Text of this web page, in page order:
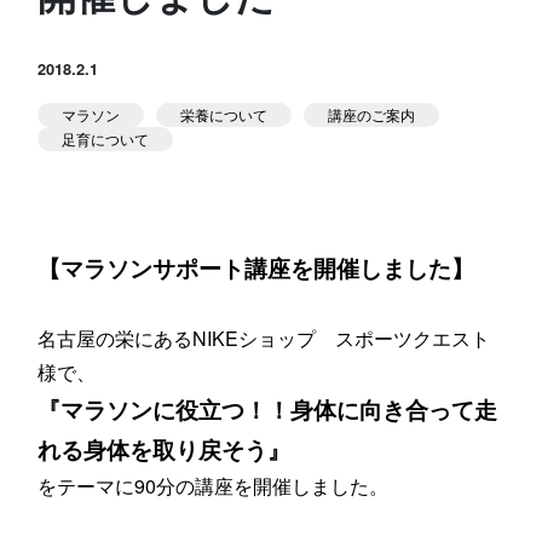
NEWS
アクセス 問い合せ よくある質問
体験予約する
2018.2.1
マラソン 栄養について
講座のご案内
足育について
【マラソンサポート講座を開催しました】
名古屋の栄にあるNIKEショップ スポーツクエスト
様で、
『マラソンに役立つ！！身体に向き合って走
れる身体を取り戻そう』
をテーマに90分の講座を開催しました。